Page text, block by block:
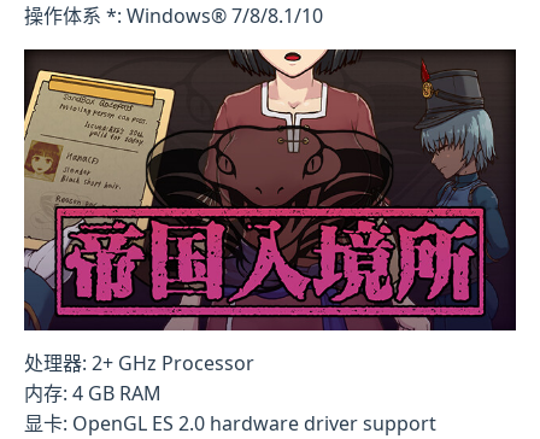
操作体系 *: Windows® 7/8/8.1/10
处理器: 2+ GHz Processor
内存: 4 GB RAM
显卡: OpenGL ES 2.0 hardware driver support